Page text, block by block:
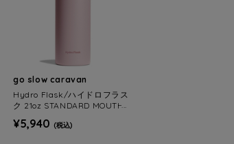
go slow caravan
Hydro Flask/ハイドロフラス
ク 21oz STANDARD MOUTH F
¥5,940 (税込)